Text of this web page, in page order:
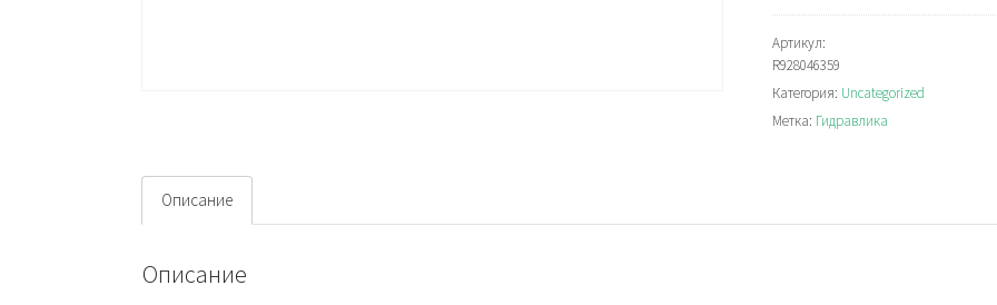
4.20G100-
A00-
0-
V
Filter
Артикул:
R928046359
Категория: Uncategorized
Метка: Гидравлика
Описание
Описание